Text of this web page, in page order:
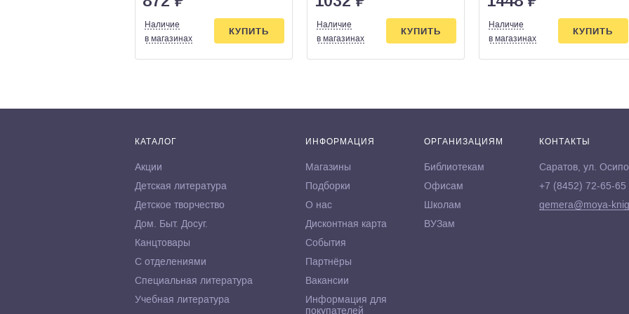
Наличие
в магазинах
КУПИТЬ
Наличие
в магазинах
КУПИТЬ
Наличие
в магазинах
КУПИТЬ
КАТАЛОГ
Акции
Детская литература
Детское творчество
Дом. Быт. Досуг.
Канцтовары
С отделениями
Специальная литература
Учебная литература
ИНФОРМАЦИЯ
Магазины
Подборки
О нас
Дисконтная карта
События
Партнёры
Вакансии
Информация для
покупателей
ОРГАНИЗАЦИЯМ
Библиотекам
Офисам
Школам
ВУЗам
КОНТАКТЫ
Саратов, ул.
+7 (8452) 72-65-65
gemera@moya-